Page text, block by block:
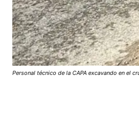
Personal técnico de la CAPA excavando en el